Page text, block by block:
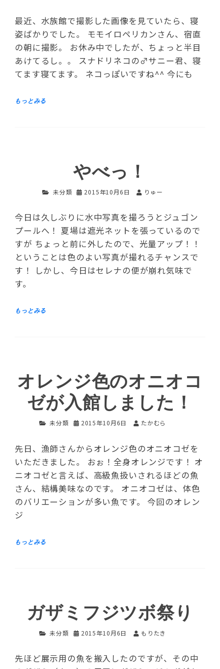
最近、水族館で撮影した画像を見ていたら、寝
姿ばかりでした。 モモイロペリカンさん、宿直
の朝に撮影。 お休み中でしたが、ちょっと半目
あけてるし。。 スナドリネコの♂サニー君、寝
てます寝てます。 ネコっぽいですね^^ 今にも
やべっ！
未分類 2015年10月6日 りゅー
今日は久しぶりに水中写真を撮ろうとジュゴン
プールへ！ 夏場は遮光ネットを張っているので
すが ちょっと前に外したので、光量アップ！！
ということは色のよい写真が撮れるチャンスで
す！ しかし、今日はセレナの便が崩れ気味で
す。
オレンジ色のオニオコ
ゼが入館しました！
未分類 2015年10月6日 たかむら
先日、漁師さんからオレンジ色のオニオコゼを
いただきました。 おぉ！全身オレンジです！ オ
ニオコゼと言えば、高級魚扱いされるほどの魚
さん、結構美味なのです。 オニオコゼは、体色
のバリエーションが多い魚です。 今回のオレン
ジ
ガザミフジツボ祭り
未分類 2015年10月6日 もりたき
先ほど展示用の魚を搬入したのですが、その中